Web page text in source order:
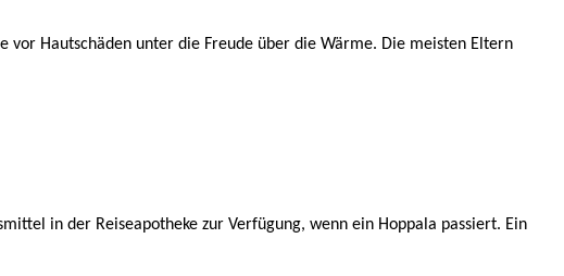
vor Hautschäden unter die Freude über die Wärme. Die meisten Eltern
in der Reiseapotheke zur Verfügung, wenn ein Hoppala passiert. Ein